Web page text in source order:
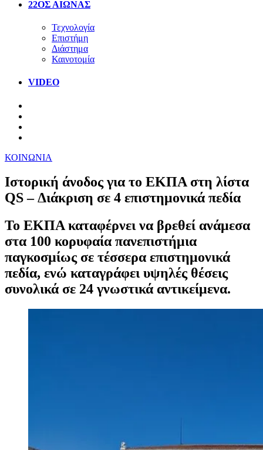
22ΟΣ ΑΙΩΝΑΣ
Τεχνολογία
Επιστήμη
Διάστημα
Καινοτομία
VIDEO
ΚΟΙΝΩΝΙΑ
Ιστορική άνοδος για το ΕΚΠΑ στη λίστα
QS – Διάκριση σε 4 επιστημονικά πεδία
Το ΕΚΠΑ καταφέρνει να βρεθεί ανάμεσα
στα 100 κορυφαία πανεπιστήμια
παγκοσμίως σε τέσσερα επιστημονικά
πεδία, ενώ καταγράφει υψηλές θέσεις
συνολικά σε 24 γνωστικά αντικείμενα.